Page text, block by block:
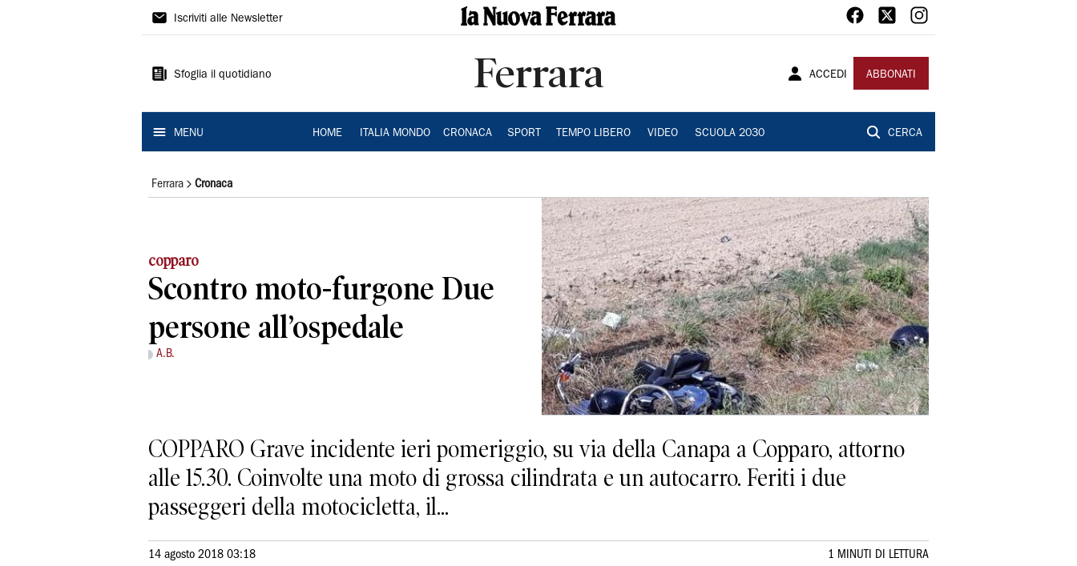
La
Ferrara
Iscriviti alle Newsletter
Sfoglia il quotidiano Ferrara ACCEDI ABBONATI
MENU HOME ITALIA MONDO CRONACA SPORT TEMPO LIBERO VIDEO SCUOLA 2030 CERCA
Ferrara Cronaca
copparo
Scontro moto-furgone Due
persone all’ospedale
A.B.
COPPARO Grave incidente ieri pomeriggio, su via della Canapa a Copparo, attorno
alle 15.30. Coinvolte una moto di grossa cilindrata e un autocarro. Feriti i due
passeggeri della motocicletta, il...
14 agosto 2018 03:18 1 MINUTI DI LETTURA